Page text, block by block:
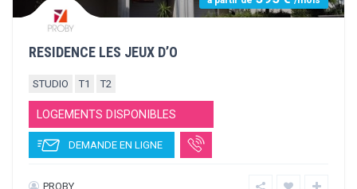
RESIDENCE VALENSAY
STUDIO T1 T2
DEMANDE EN LIGNE
BEC IMMOBILIER